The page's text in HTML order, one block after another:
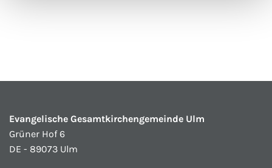
Evangelische Gesamtkirchengemeinde Ulm
Grüner Hof 6
DE - 89073 Ulm